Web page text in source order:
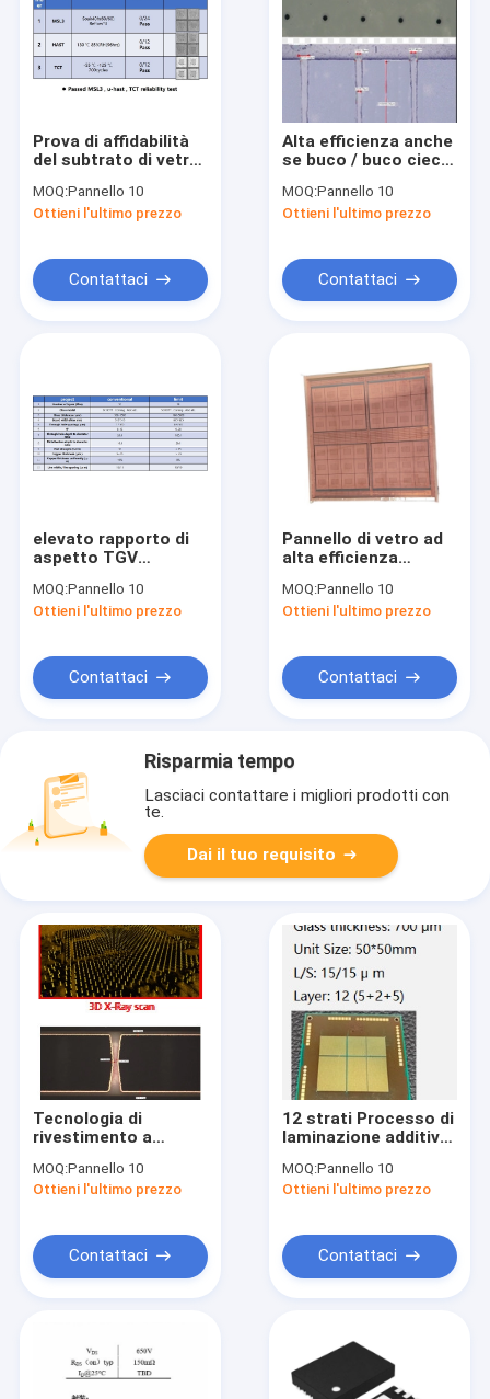
Prova di affidabilità
del subtrato di vetro
affidabili -
MSL3/HAST/TCT
MOQ:Pannello 10
Ottieni l'ultimo prezzo
Contattaci
Alta efficienza anche
se buco / buco cieco
chip GPU / CPU / AI
MOQ:Pannello 10
Ottieni l'ultimo prezzo
Contattaci
elevato rapporto di
aspetto TGV
per imballaggi a
semiconduttori
MOQ:Pannello 10
Ottieni l'ultimo prezzo
Contattaci
Pannello di vetro ad
alta efficienza
510*515mm PVD
300mm-600mm
MOQ:Pannello 10
Ottieni l'ultimo prezzo
Contattaci
Risparmia tempo
Lasciaci contattare i migliori prodotti con
te.
Dai il tuo requisito
Tecnologia di
rivestimento a
substrato di vetro
stabile e facile da
MOQ:Pannello 10
Ottieni l'ultimo prezzo
Contattaci
12 strati Processo di
laminazione additiva
Spessore del vetro
MOQ:Pannello 10
Ottieni l'ultimo prezzo
Contattaci